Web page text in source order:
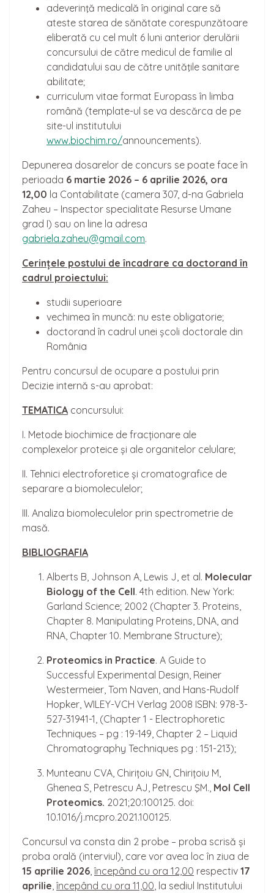
adeverinţă medicală în original care să
ateste starea de sănătate corespunzătoare
eliberată cu cel mult 6 luni anterior derulării
concursului de către medicul de familie al
candidatului sau de către unităţile sanitare
abilitate;
curriculum vitae format Europass în limba
română (template-ul se va descărca de pe
site-ul institutului
www.biochim.ro/announcements).
Depunerea dosarelor de concurs se poate face în
perioada 6 martie 2026 – 6 aprilie 2026, ora
12,00 la Contabilitate (camera 307, d-na Gabriela
Zaheu – Inspector specialitate Resurse Umane
grad I) sau on line la adresa
gabriela.zaheu@gmail.com.
Cerințele postului de încadrare ca doctorand în
cadrul proiectului:
studii superioare
vechimea în muncă: nu este obligatorie;
doctorand în cadrul unei școli doctorale din
România
Pentru concursul de ocupare a postului prin
Decizie internă s-au aprobat:
TEMATICA concursului:
I. Metode biochimice de fracționare ale
complexelor proteice și ale organitelor celulare;
II. Tehnici electroforetice și cromatografice de
separare a biomoleculelor;
III. Analiza biomoleculelor prin spectrometrie de
masă.
BIBLIOGRAFIA
Alberts B, Johnson A, Lewis J, et al. Molecular
Biology of the Cell. 4th edition. New York:
Garland Science; 2002 (Chapter 3. Proteins,
Chapter 8. Manipulating Proteins, DNA, and
RNA, Chapter 10. Membrane Structure);
Proteomics in Practice. A Guide to
Successful Experimental Design, Reiner
Westermeier, Tom Naven, and Hans-Rudolf
Hopker, WILEY-VCH Verlag 2008 ISBN: 978-3-
527-31941-1, (Chapter 1 - Electrophoretic
Techniques – pg : 19-149, Chapter 2 – Liquid
Chromatography Techniques pg : 151-213);
Munteanu CVA, Chirițoiu GN, Chirițoiu M,
Ghenea S, Petrescu AJ, Petrescu ŞM., Mol Cell
Proteomics. 2021;20:100125. doi:
10.1016/j.mcpro.2021.100125.
Concursul va consta din 2 probe – proba scrisă și
proba orală (interviul), care vor avea loc în ziua de
15 aprilie 2026,începând cu ora 12,00 respectiv 17
aprilie,începând cu ora 11,00, la sediul Institutului